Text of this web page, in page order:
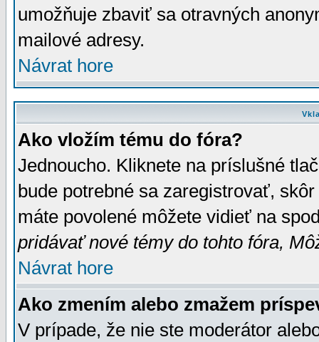
umožňuje zbaviť sa otravných
mailové adresy.
Návrat hore
Ako vložím tému do fóra?
Jednoucho. Kliknete na príslušné
bude potrebné sa zaregistrovať,
máte povolené môžete vidieť na
pridávať nové témy do tohto fóra,
Návrat hore
Ako zmením alebo zmažem
V prípade, že nie ste moderátor